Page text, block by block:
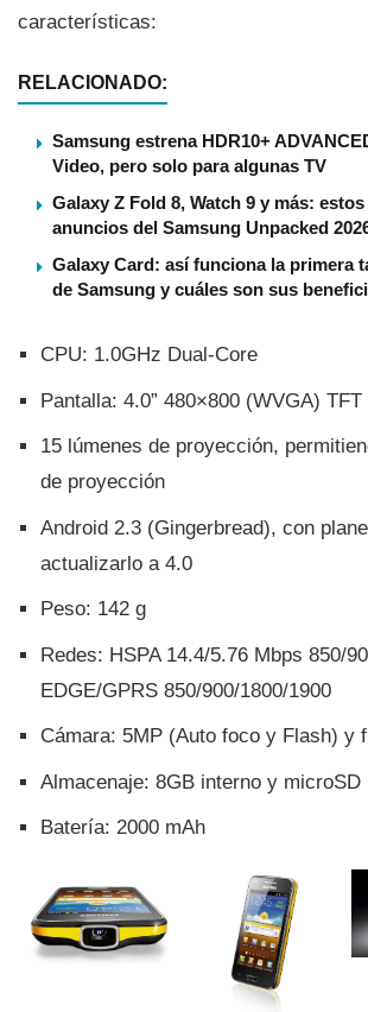
caracterí­sticas:
RELACIONADO:
Samsung estrena HDR10+
Video, pero solo para algunas TV
Galaxy Z Fold 8, Watch 9 y más:
anuncios del Samsung Unpacked
Galaxy Card: así funciona la primera
de Samsung y cuáles son sus
CPU: 1.0GHz Dual-Core
Pantalla: 4.0” 480×800 (WVGA) TFT
15 lúmenes de proyección,
de proyección
Android 2.3 (Gingerbread), con
actualizarlo a 4.0
Peso: 142 g
Redes: HSPA 14.4/5.76 Mbps 850/
EDGE/GPRS 850/900/1800/1900
Cámara: 5MP (Auto foco y Flash) y
Almacenaje: 8GB interno y microSD
Baterí­a: 2000 mAh